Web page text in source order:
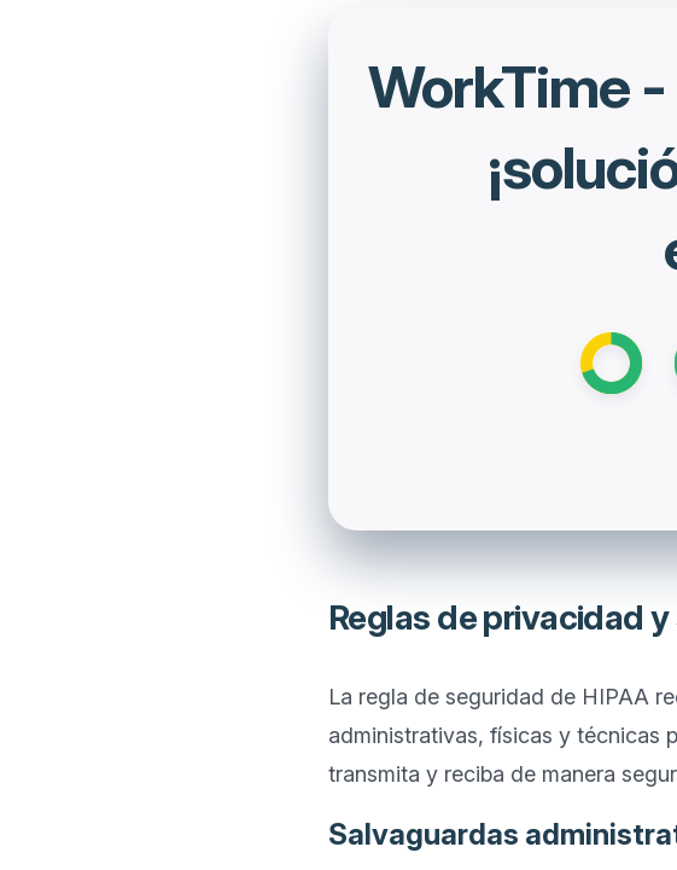
WorkTime
Reglas de privacidad
La regla de seguridad de HIPAA
administrativas, físicas y técnicas
Salvaguardas